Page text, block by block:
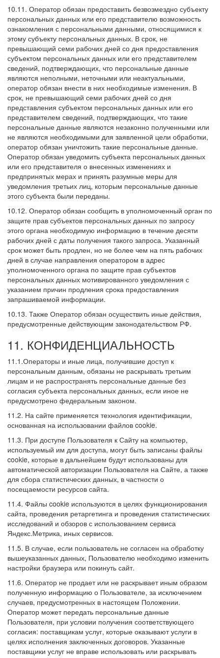
10.11. Оператор обязан предоставить безвозмездно субъекту
персональных данных или его представителю возможность
ознакомления с персональными данными, относящимися к
этому субъекту персональных данных. В срок, не
превышающий семи рабочих дней со дня предоставления
субъектом персональных данных или его представителем
сведений, подтверждающих, что персональные данные
являются неполными, неточными или неактуальными,
оператор обязан внести в них необходимые изменения. В
срок, не превышающий семи рабочих дней со дня
представления субъектом персональных данных или его
представителем сведений, подтверждающих, что такие
персональные данные являются незаконно полученными или
не являются необходимыми для заявленной цели обработки,
оператор обязан уничтожить такие персональные данные.
Оператор обязан уведомить субъекта персональных данных
или его представителя о внесенных изменениях и
предпринятых мерах и принять разумные меры для
уведомления третьих лиц, которым персональные данные
этого субъекта были переданы.
10.12. Оператор обязан сообщить в уполномоченный орган по
защите прав субъектов персональных данных по запросу
этого органа необходимую информацию в течение десяти
рабочих дней с даты получения такого запроса. Указанный
срок может быть продлен, но не более чем на пять рабочих
дней в случае направления оператором в адрес
уполномоченного органа по защите прав субъектов
персональных данных мотивированного уведомления с
указанием причин продления срока предоставления
запрашиваемой информации.
10.13. Также Оператор обязан осуществить иные действия,
предусмотренные действующим законодательством РФ.
11. КОНФИДЕНЦИАЛЬНОСТЬ
11.1.Операторы и иные лица, получившие доступ к
персональным данным, обязаны не раскрывать третьим
лицам и не распространять персональные данные без
согласия субъекта персональных данных, если иное не
предусмотрено федеральным законом.
11.2. На сайте применяется технология идентификации,
основанная на использовании файлов cookie.
11.3. При доступе Пользователя к Сайту на компьютер,
используемый им для доступа, могут быть записаны файлы
cookie, которые в дальнейшем будут использованы для
автоматической авторизации Пользователя на Сайте, а также
для сбора статистических данных, в частности о
посещаемости ресурсов сайта.
11.4. Файлы cookie используются в целях функционирования
сайта, проведения ретаргетинга и проведения статистических
исследований и обзоров с использованием сервиса
Яндекс.Метрика, иных сервисов.
11.5. В случае, если пользователь не согласен на обработку
вышеуказанных данных, Пользователю необходимо изменить
настройки браузера или покинуть сайт.
11.6. Оператор не продает или не раскрывает иным образом
полученную информацию о Пользователе, за исключением
случаев, предусмотренных в настоящем Положении.
Оператор может передать персональные данные
Пользователя, при условии получения соответствующего
согласия: поставщикам услуг, которые оказывают услуги в
целях исполнения заключенных договоров. Указанные
поставщики услуг не вправе использовать или раскрывать